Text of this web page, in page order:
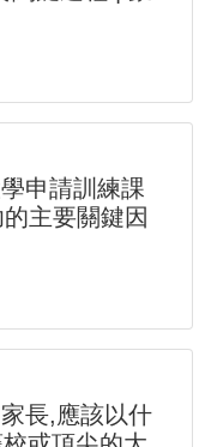
申請訓練課
主要關鍵因
長,應該以什